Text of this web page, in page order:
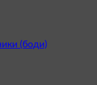
(боди)